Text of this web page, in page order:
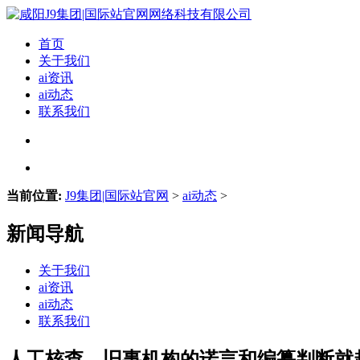
首页
关于我们
ai资讯
ai动态
联系我们
当前位置: J9集团|国际站官网 > ai动态 >
新闻导航
关于我们
ai资讯
ai动态
联系我们